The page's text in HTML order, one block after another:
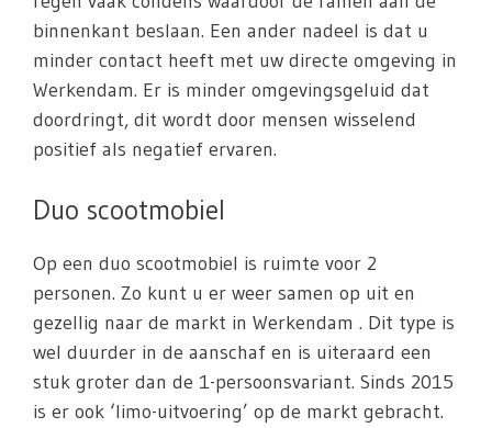
binnenkant beslaan. Een ander nadeel is dat u
minder contact heeft met uw directe omgeving in
Werkendam. Er is minder omgevingsgeluid dat
doordringt, dit wordt door mensen wisselend
positief als negatief ervaren.
Duo scootmobiel
Op een duo scootmobiel is ruimte voor 2
personen. Zo kunt u er weer samen op uit en
gezellig naar de markt in Werkendam . Dit type is
wel duurder in de aanschaf en is uiteraard een
stuk groter dan de 1-persoonsvariant. Sinds 2015
is er ook ‘limo-uitvoering’ op de markt gebracht.